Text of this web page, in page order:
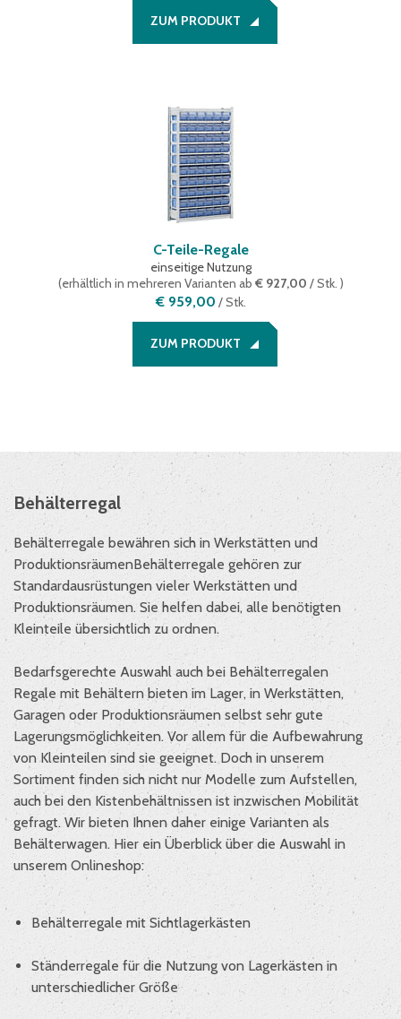
ZUM PRODUKT
C-Teile-Regale
einseitige Nutzung
(erhältlich in mehreren Varianten ab € 927,00 / Stk. )
€ 959,00 /Stk.
ZUM PRODUKT
Behälterregal
Behälterregale bewähren sich in Werkstätten und
ProduktionsräumenBehälterregale gehören zur
Standardausrüstungen vieler Werkstätten und
Produktionsräumen. Sie helfen dabei, alle benötigten
Kleinteile übersichtlich zu ordnen.
Bedarfsgerechte Auswahl auch bei Behälterregalen
Regale mit Behältern bieten im Lager, in Werkstätten,
Garagen oder Produktionsräumen selbst sehr gute
Lagerungsmöglichkeiten. Vor allem für die Aufbewahrung
von Kleinteilen sind sie geeignet. Doch in unserem
Sortiment finden sich nicht nur Modelle zum Aufstellen,
auch bei den Kistenbehältnissen ist inzwischen Mobilität
gefragt. Wir bieten Ihnen daher einige Varianten als
Behälterwagen. Hier ein Überblick über die Auswahl in
unserem Onlineshop:
Behälterregale mit Sichtlagerkästen
Ständerregale für die Nutzung von Lagerkästen in
unterschiedlicher Größe